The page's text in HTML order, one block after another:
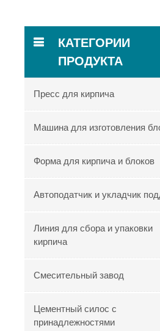
КАТЕГОРИИ
ПРОДУКТА
Пресс для кирпича
Машина для изготовления
Форма для кирпича и блоков
Автоподатчик и укладчик
Линия для сбора и упаковки
кирпича
Смесительный завод
Цементный силос с
принадлежностями